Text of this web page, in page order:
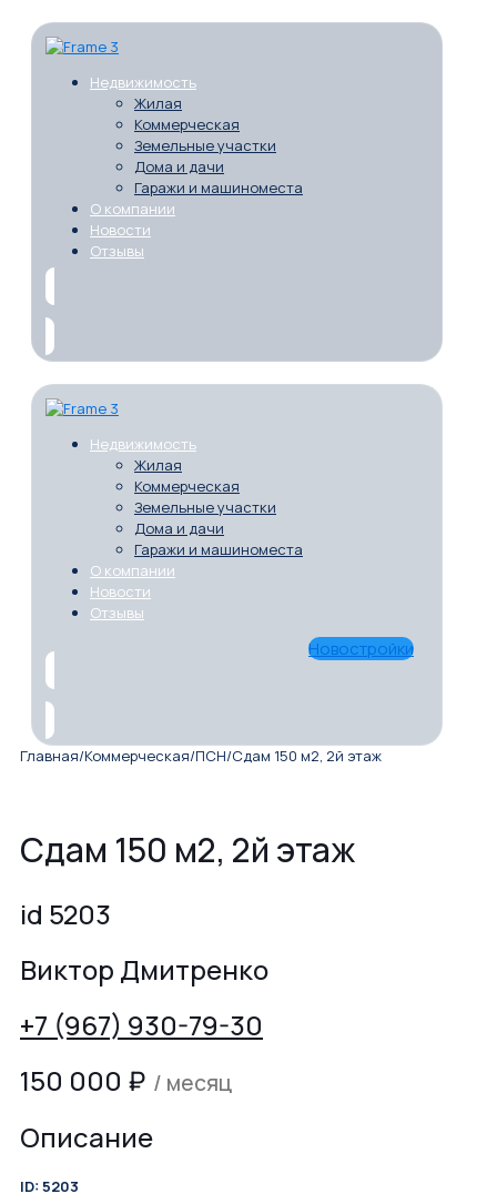
Недвижимость
Жилая
Коммерческая
Земельные участки
Дома и дачи
Гаражи и машиноместа
О компании
Новости
Отзывы
Недвижимость
Жилая
Коммерческая
Земельные участки
Дома и дачи
Гаражи и машиноместа
О компании
Новости
Отзывы
Новостройки
Главная/Коммерческая/ПСН/Сдам 150 м2, 2й этаж
Сдам 150 м2, 2й этаж
id 5203
Виктор Дмитренко
+7 (967) 930-79-30
150 000 ₽ / месяц
Описание
ID: 5203